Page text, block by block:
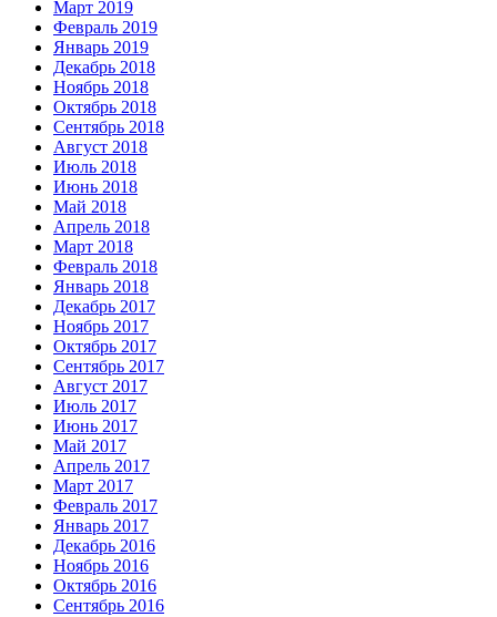
Март 2019
Февраль 2019
Январь 2019
Декабрь 2018
Ноябрь 2018
Октябрь 2018
Сентябрь 2018
Август 2018
Июль 2018
Июнь 2018
Май 2018
Апрель 2018
Март 2018
Февраль 2018
Январь 2018
Декабрь 2017
Ноябрь 2017
Октябрь 2017
Сентябрь 2017
Август 2017
Июль 2017
Июнь 2017
Май 2017
Апрель 2017
Март 2017
Февраль 2017
Январь 2017
Декабрь 2016
Ноябрь 2016
Октябрь 2016
Сентябрь 2016